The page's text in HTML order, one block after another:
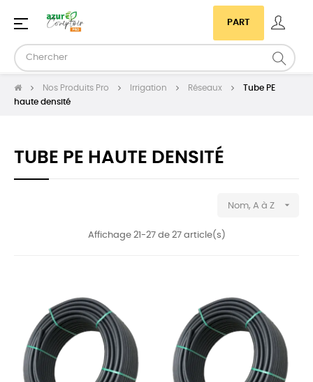
PART
Basculer
navigation
☰
Nos Produits Pro Irrigation Réseaux
Tube PE
haute densité
TUBE PE HAUTE DENSITÉ
Nom, A à Z 
Affichage 21-27 de 27 article(s)